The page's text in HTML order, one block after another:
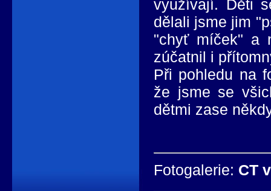
využívají. Děti
dělali jsme jim
"chyť míček" a
zúčatnil i
Při pohledu na
že jsme se
dětmi zase
Fotogalerie: CT